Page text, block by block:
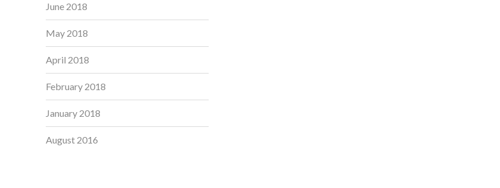
June 2018
May 2018
April 2018
February 2018
January 2018
August 2016